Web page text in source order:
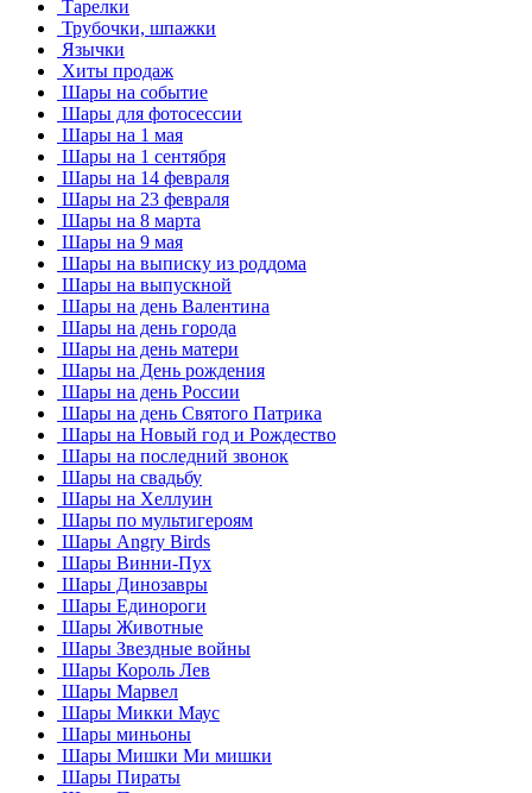
Тарелки
Трубочки, шпажки
Язычки
Хиты продаж
Шары на событие
Шары для фотосессии
Шары на 1 мая
Шары на 1 сентября
Шары на 14 февраля
Шары на 23 февраля
Шары на 8 марта
Шары на 9 мая
Шары на выписку из роддома
Шары на выпускной
Шары на день Валентина
Шары на день города
Шары на день матери
Шары на День рождения
Шары на день России
Шары на день Святого Патрика
Шары на Новый год и Рождество
Шары на последний звонок
Шары на свадьбу
Шары на Хеллуин
Шары по мультигероям
Шары Angry Birds
Шары Винни-Пух
Шары Динозавры
Шары Единороги
Шары Животные
Шары Звездные войны
Шары Король Лев
Шары Марвел
Шары Микки Маус
Шары миньоны
Шары Мишки Ми мишки
Шары Пираты